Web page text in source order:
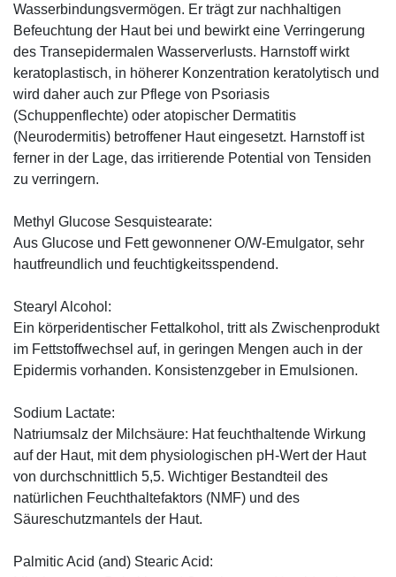
Wasserbindungsvermögen. Er trägt zur nachhaltigen
Befeuchtung der Haut bei und bewirkt eine Verringerung
des Transepidermalen Wasserverlusts. Harnstoff wirkt
keratoplastisch, in höherer Konzentration keratolytisch und
wird daher auch zur Pflege von Psoriasis
(Schuppenflechte) oder atopischer Dermatitis
(Neurodermitis) betroffener Haut eingesetzt. Harnstoff ist
ferner in der Lage, das irritierende Potential von Tensiden
zu verringern.
Methyl Glucose Sesquistearate:
Aus Glucose und Fett gewonnener O/W-Emulgator, sehr
hautfreundlich und feuchtigkeitsspendend.
Stearyl Alcohol:
Ein körperidentischer Fettalkohol, tritt als Zwischenprodukt
im Fettstoffwechsel auf, in geringen Mengen auch in der
Epidermis vorhanden. Konsistenzgeber in Emulsionen.
Sodium Lactate:
Natriumsalz der Milchsäure: Hat feuchthaltende Wirkung
auf der Haut, mit dem physiologischen pH-Wert der Haut
von durchschnittlich 5,5. Wichtiger Bestandteil des
natürlichen Feuchthaltefaktors (NMF) und des
Säureschutzmantels der Haut.
Palmitic Acid (and) Stearic Acid: